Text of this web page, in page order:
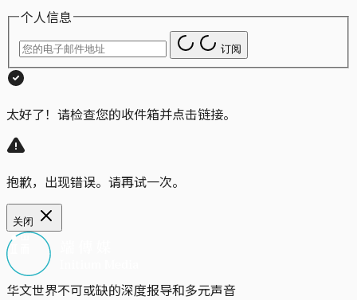
个人信息
订阅
太好了！请检查您的收件箱并点击链接。
抱歉，出现错误。请再试一次。
关闭
华文世界不可或缺的深度报导和多元声音